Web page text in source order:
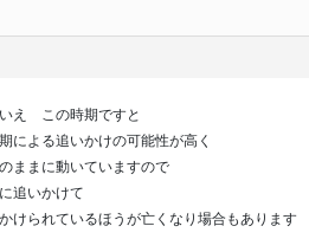
え この時期ですと
による追いかけの可能性が高く
ままに動いていますので
追いかけて
けられているほうが亡くなり場合もあります